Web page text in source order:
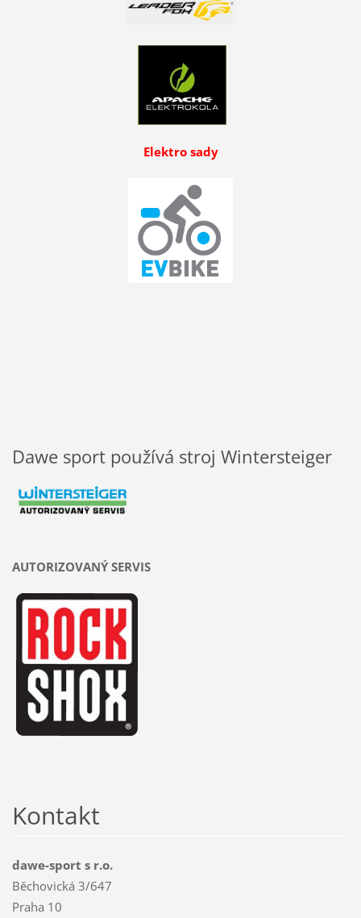
Elektro sady
Dawe sport používá stroj Wintersteiger
AUTORIZOVANÝ SERVIS
Kontakt
dawe-sport s r.o.
Běchovická 3/647
Praha 10